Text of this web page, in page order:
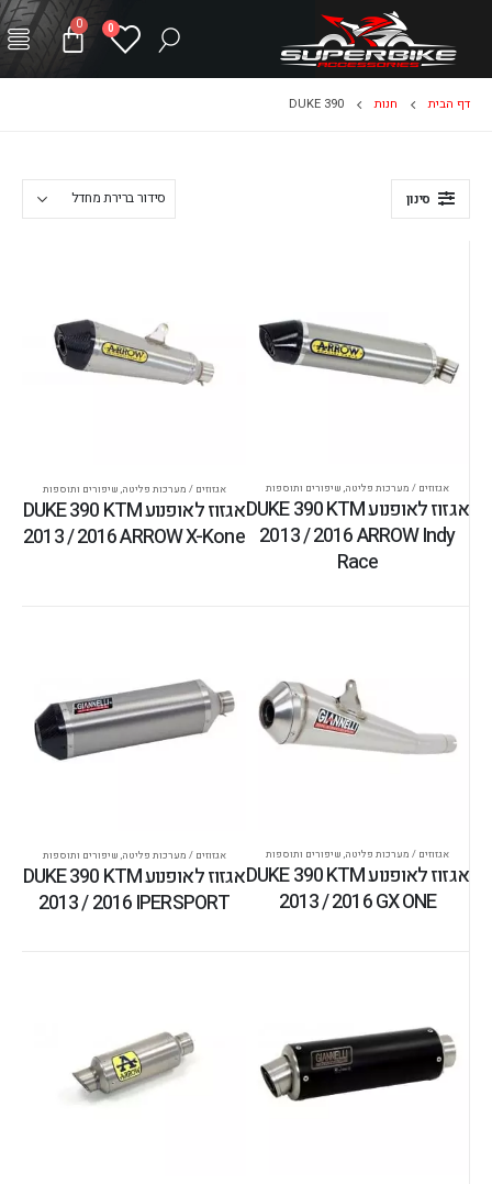
0
0
דף הבית חנות DUKE 390
סינון
אגזוזים / מערכות פליטה, שיפורים ותוספות
אגזוז לאופנוע DUKE 390 KTM
2013 / 2016 ARROW Indy
Race
אגזוזים / מערכות פליטה, שיפורים ותוספות
אגזוז לאופנוע DUKE 390 KTM
2013 / 2016 ARROW X-Kone
אגזוזים / מערכות פליטה, שיפורים ותוספות
אגזוז לאופנוע DUKE 390 KTM
2013 / 2016 GX ONE
אגזוזים / מערכות פליטה, שיפורים ותוספות
אגזוז לאופנוע DUKE 390 KTM
2013 / 2016 IPERSPORT